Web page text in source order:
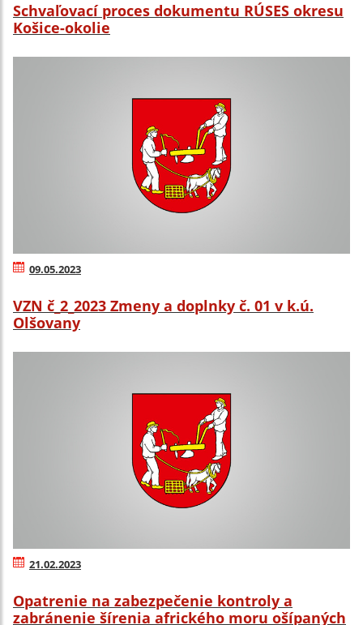
Schvaľovací proces dokumentu RÚSES okresu
Košice-okolie
09.05.2023
VZN č_2_2023 Zmeny a doplnky č. 01 v k.ú.
Olšovany
21.02.2023
Opatrenie na zabezpečenie kontroly a
zabránenie šírenia afrického moru ošípaných